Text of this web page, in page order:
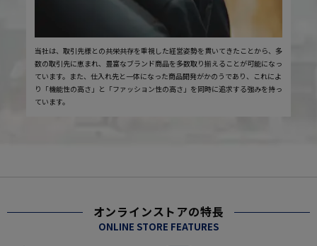
当社は、取引先様との共栄共存を重視した経営姿勢を貫いてきたことから、多
数の取引先に恵まれ、豊富なブランド商品を多数取り揃えることが可能になっ
ています。また、仕入れ先と一体になった商品開発がかのうであり、これによ
り「機能性の高さ」と「ファッション性の高さ」を同時に追求する強みを持っ
ています。
オンラインストアの特長
ONLINE STORE FEATURES